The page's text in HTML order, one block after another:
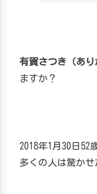
有賀さつき（あり
ますか？
2018年1月30日52
多くの人は驚かせ